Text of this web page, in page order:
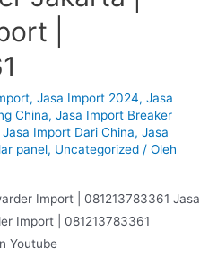
|
, Jasa Import 2024, Jasa
China, Jasa Import Breaker
Jasa Import Dari China, Jasa
panel, Uncategorized/ Oleh
Import | 081213783361 Jasa
Import | 081213783361
Youtube